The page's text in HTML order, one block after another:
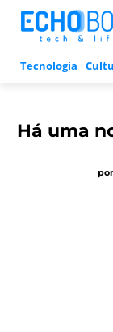
Tecnologia
Há uma
por